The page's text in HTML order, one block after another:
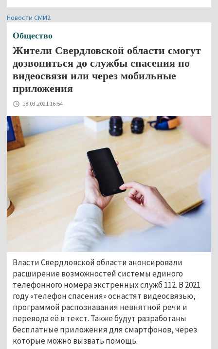
Новости СМИ2
Общество
Жители Свердловской области смогут
дозвониться до службы спасения по
видеосвязи или через мобильные
приложения
18.03.2021 16:54
Власти Свердловской области анонсировали
расширение возможностей системы единого
телефонного номера экстренных служб 112. В 2021
году «телефон спасения» оснастят видеосвязью,
программой распознавания невнятной речи и
перевода её в текст. Также будут разработаны
бесплатные приложения для смартфонов, через
которые можно вызвать помощь.